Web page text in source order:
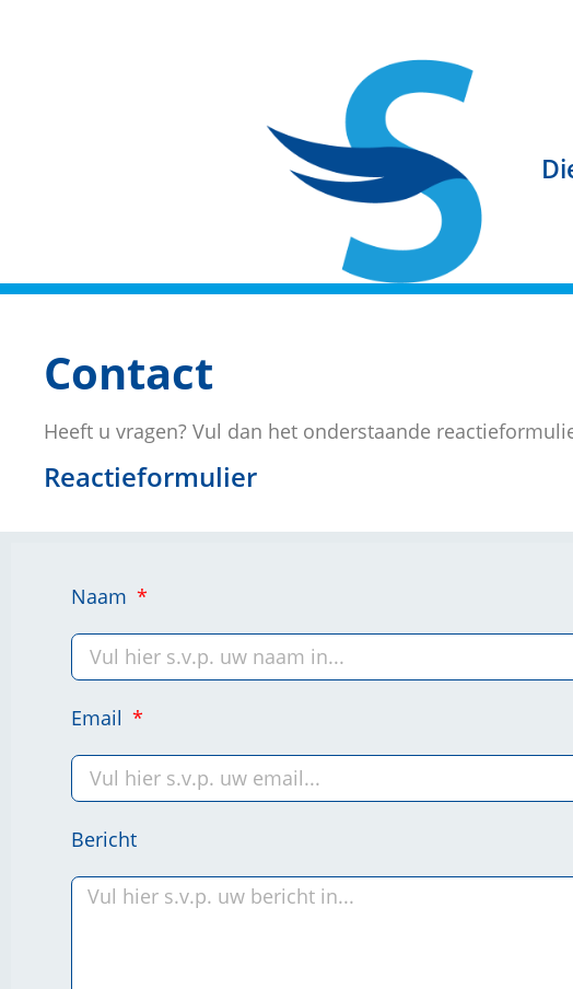
Contact
Heeft u vragen? Vul dan het onderstaande
Reactieformulier
Naam
Email
Bericht